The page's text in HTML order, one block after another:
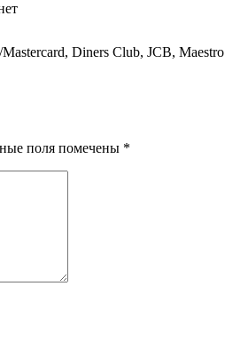
Diners Club, JCB, Maestro
поля помечены *